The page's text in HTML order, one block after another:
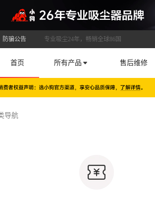
防骗公告 专业吸尘24年，畅销全球86国
首页 所有产品 售后维修
导航